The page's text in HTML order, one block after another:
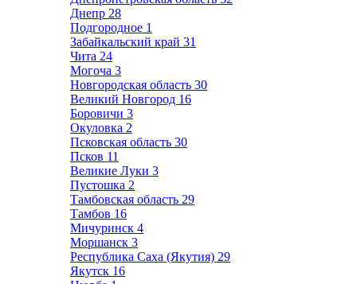
Днепр 28
Подгородное 1
Забайкальский край 31
Чита 24
Могоча 3
Новгородская область 30
Великий Новгород 16
Боровичи 3
Окуловка 2
Псковская область 30
Псков 11
Великие Луки 3
Пустошка 2
Тамбовская область 29
Тамбов 16
Мичуринск 4
Моршанск 3
Республика Саха (Якутия) 29
Якутск 16